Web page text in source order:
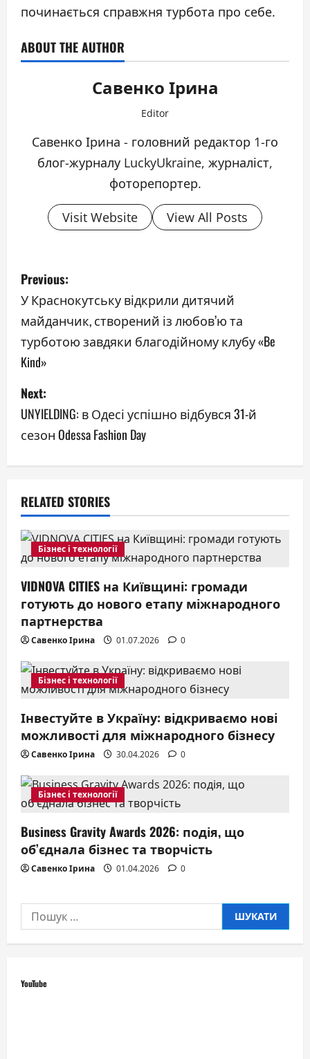
починається справжня турбота про себе.
ABOUT THE AUTHOR
Савенко Ірина
Editor
Савенко Ірина - головний редактор 1-го
блог-журналу LuckyUkraine, журналіст,
фоторепортер.
Visit Website View All Posts
P
o
s
t
n
a
v
i
g
a
t
i
o
n
Previous:
У Краснокутську відкрили дитячий
майданчик, створений із любов’ю та
турботою завдяки благодійному клубу «Be
Kind»
Next:
UNYIELDING: в Одесі успішно відбувся 31-й
сезон Odessa Fashion Day
RELATED STORIES
Бізнес і технології
VIDNOVA CITIES на Київщині: громади
готують до нового етапу міжнародного
партнерства
Савенко Ірина 01.07.2026 0
Бізнес і технології
Інвестуйте в Україну: відкриваємо нові
можливості для міжнародного бізнесу
Савенко Ірина 30.04.2026 0
Бізнес і технології
Business Gravity Awards 2026: подія, що
об’єднала бізнес та творчість
Савенко Ірина 01.04.2026 0
Пошук:
YouTube